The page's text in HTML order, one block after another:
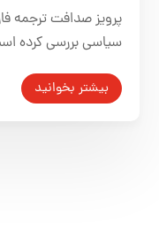
پرویز صدافت ترجمه
سیاسی بررسی کرده
بیشتر بخوانید